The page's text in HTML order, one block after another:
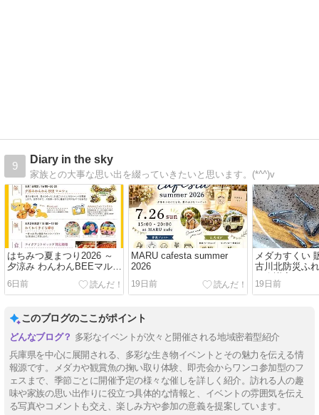
9
Diary in the sky
家族との大事な思い出を綴っていきたいと思います。(*^^)v
はちみつ夏まつり2026 ～
夕涼み わんわんBEEマルシ
ェ～
6日前
MARU cafesta summer
2026
19日前
メダカすくい
古川北防災ふ
ー会議室
19日前
このブログのここがポイント
多彩なイベントが次々と開催される地域密着型紹介
兵庫県を中心に展開される、多彩な生き物イベントとその魅力を伝える情
報源です。メダカや観賞魚の掬い取り体験、即売会からワンコ参加型のフ
ェスまで、季節ごとに開催予定の様々な催しを詳しく紹介。訪れる人の趣
味や家族の思い出作りに役立つ具体的な情報と、イベントの雰囲気を伝え
る写真やコメントも交え、楽しみ方や参加の意義を提案しています。